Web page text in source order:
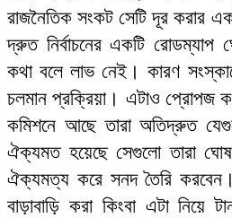
রাজনৈতিক সংকট সেটি দূর করার
দ্রুত নির্বাচনের একটি
কথা বলে লাভ নেই। কারণ
চলমান প্রক্রিয়া। এটাও প্রোপজ
কমিশনে আছে তারা অতিদ্রুত
ঐক্যমত হয়েছে সেগুলো তারা
ঐক্যমত্য করে সনদ তৈরি
বাড়াবাড়ি করা কিংবা এটা নিয়ে